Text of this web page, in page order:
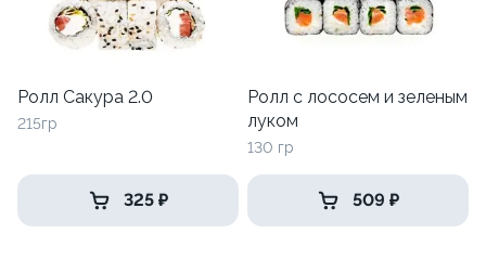
Ролл Сакура 2.0
215гр
325 ₽
Ролл с лососем и зеленым
луком
130 гр
509 ₽